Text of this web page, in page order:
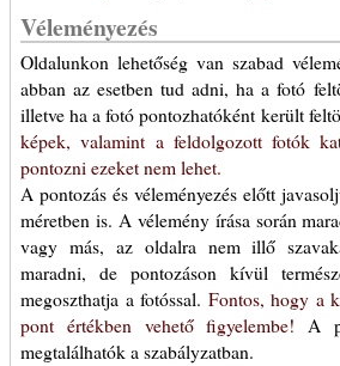
Véleményezés
Oldalunkon lehetőség van szabad
abban az esetben tud adni, ha a fotó
illetve ha a fotó pontozhatóként került
képek, valamint a feldolgozott fotók
pontozni ezeket nem lehet.
A pontozás és véleményezés előtt
méretben is. A vélemény írása során
vagy más, az oldalra nem illő
maradni, de pontozáson kívül
megoszthatja a fotóssal. Fontos, hogy a
pont értékben vehető figyelembe! A
megtalálhatók a szabályzatban.